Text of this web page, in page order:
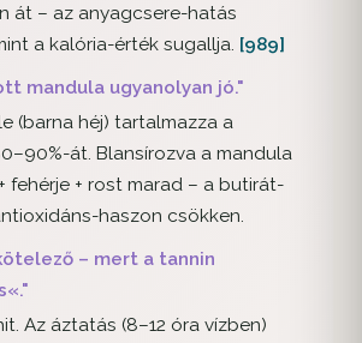
át – az anyagcsere-hatás
a kalória-érték sugallja. [989]
mandula ugyanolyan jó."
(barna héj) tartalmazza a
át. Blansírozva a mandula
fehérje + rost marad – a butirát-
haszon csökken.
– mert a tannin
Az áztatás (8–12 óra vízben)